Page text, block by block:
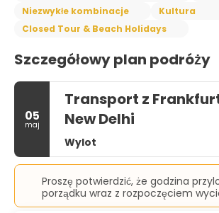
Niezwykłe kombinacje
Kultura
Closed Tour & Beach Holidays
Szczegółowy plan podróży
05
maj
Transport z
New Delhi
Wylot
Proszę potwierdzić, że godzina
porządku wraz z rozpoczęciem